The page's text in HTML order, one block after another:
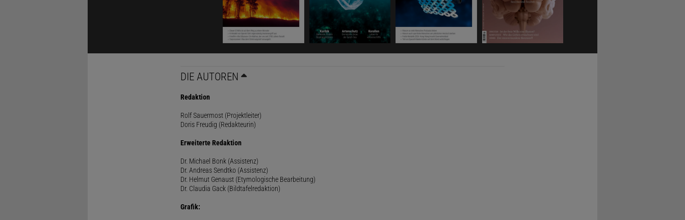
DIE AUTOREN
Redaktion
Rolf Sauermost (Projektleiter)
Doris Freudig (Redakteurin)
Erweiterte Redaktion
Dr. Michael Bonk (Assistenz)
Dr. Andreas Sendtko (Assistenz)
Dr. Helmut Genaust (Etymologische Bearbeitung)
Dr. Claudia Gack (Bildtafelredaktion)
Grafik: